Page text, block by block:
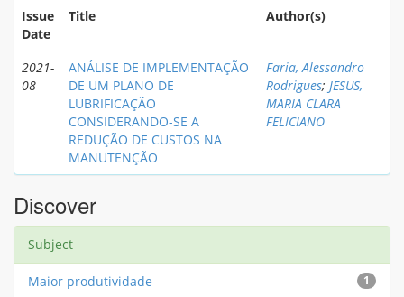
Issue
Date
Title Author(s)
2021-
08
ANÁLISE DE IMPLEMENTAÇÃO
DE UM PLANO DE
LUBRIFICAÇÃO
CONSIDERANDO-SE A
REDUÇÃO DE CUSTOS NA
MANUTENÇÃO
Faria, Alessandro
Rodrigues; JESUS,
MARIA CLARA
FELICIANO
Discover
Subject
1
Maior produtividade